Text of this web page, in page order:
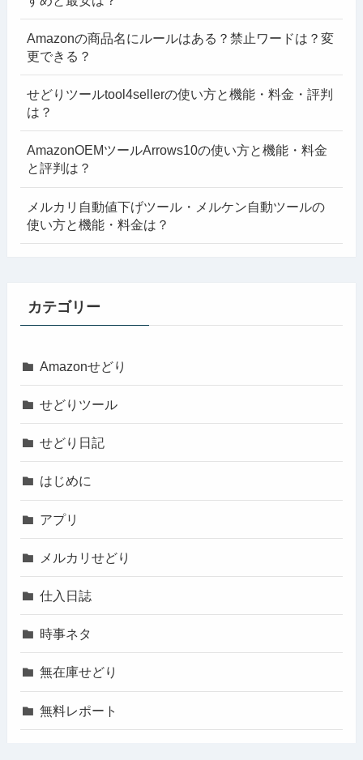
Amazonの商品名にルールはある？禁止ワードは？変
更できる？
せどりツールtool4sellerの使い方と機能・料金・評判
は？
AmazonOEMツールArrows10の使い方と機能・料金
と評判は？
メルカリ自動値下げツール・メルケン自動ツールの
使い方と機能・料金は？
カテゴリー
Amazonせどり
せどりツール
せどり日記
はじめに
アプリ
メルカリせどり
仕入日誌
時事ネタ
無在庫せどり
無料レポート